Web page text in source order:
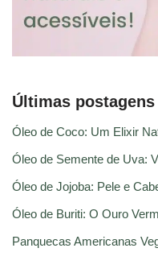
Últimas postagens
Óleo de Coco: Um Elixir
Óleo de Semente de Uva:
Óleo de Jojoba: Pele e
Óleo de Buriti: O Ouro
Panquecas Americanas